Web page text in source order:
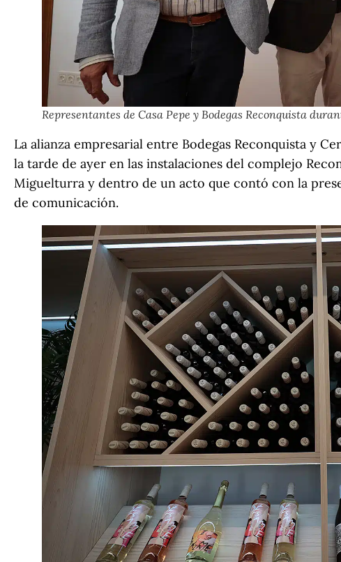
Representantes de Casa Pepe y Bodegas Reconquista
La alianza empresarial entre Bodegas Reconquista y
la tarde de ayer en las instalaciones del complejo
Miguelturra y dentro de un acto que contó con la
de comunicación.